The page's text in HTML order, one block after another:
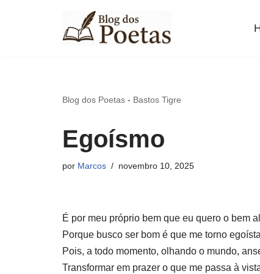
Blog dos Poetas - Bastos Tigre
Egoísmo
por Marcos novembro 10, 2025
É por meu próprio bem que eu quero o bem
Porque busco ser bom é que me torno
Pois, a todo momento, olhando o mundo,
Transformar em prazer o que me passa à